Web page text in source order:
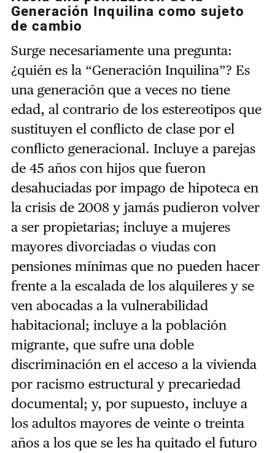
Generación Inquilina como sujeto
de cambio
Surge necesariamente una pregunta:
¿quién es la “Generación Inquilina”? Es
una generación que a veces no tiene
edad, al contrario de los estereotipos que
sustituyen el conflicto de clase por el
conflicto generacional. Incluye a parejas
de 45 años con hijos que fueron
desahuciadas por impago de hipoteca en
la crisis de 2008 y jamás pudieron volver
a ser propietarias; incluye a mujeres
mayores divorciadas o viudas con
pensiones mínimas que no pueden hacer
frente a la escalada de los alquileres y se
ven abocadas a la vulnerabilidad
habitacional; incluye a la población
migrante, que sufre una doble
discriminación en el acceso a la vivienda
por racismo estructural y precariedad
documental; y, por supuesto, incluye a
los adultos mayores de veinte o treinta
años a los que se les ha quitado el futuro